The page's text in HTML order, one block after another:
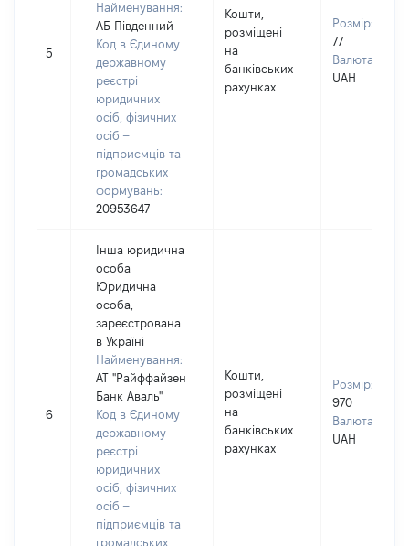
5
Найменування:
АБ Південний
Код в Єдиному
державному
реєстрі
юридичних
осіб, фізичних
осіб –
підприємців та
громадських
формувань:
20953647
Кошти,
розміщені
на
банківських
рахунках
Розмір:
77
Валюта:
UAH
6
Інша юридична
особа
Юридична
особа,
зареєстрована
в Україні
Найменування:
АТ "Райффайзен
Банк Аваль"
Код в Єдиному
державному
реєстрі
юридичних
осіб, фізичних
осіб –
підприємців та
громадських
Кошти,
розміщені
на
банківських
рахунках
Розмір:
970
Валюта:
UAH